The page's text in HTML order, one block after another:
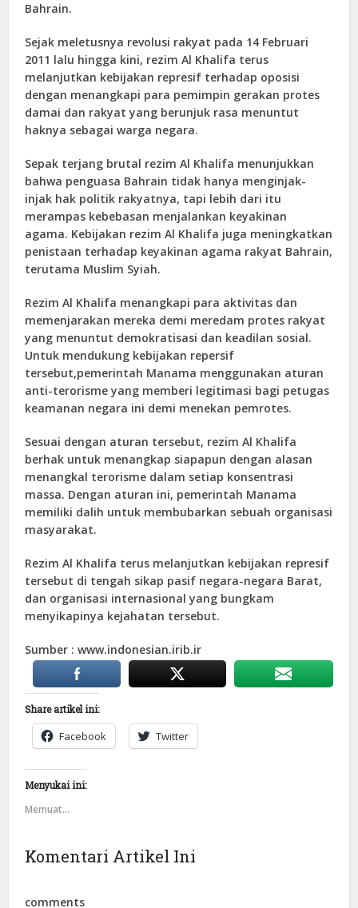
Bahrain.
Sejak meletusnya revolusi rakyat pada 14 Februari
2011 lalu hingga kini, rezim Al Khalifa terus
melanjutkan kebijakan represif terhadap oposisi
dengan menangkapi para pemimpin gerakan protes
damai dan rakyat yang berunjuk rasa menuntut
haknya sebagai warga negara.
Sepak terjang brutal rezim Al Khalifa menunjukkan
bahwa penguasa Bahrain tidak hanya menginjak-
injak hak politik rakyatnya, tapi lebih dari itu
merampas kebebasan menjalankan keyakinan
agama. Kebijakan rezim Al Khalifa juga meningkatkan
penistaan terhadap keyakinan agama rakyat Bahrain,
terutama Muslim Syiah.
Rezim Al Khalifa menangkapi para aktivitas dan
memenjarakan mereka demi meredam protes rakyat
yang menuntut demokratisasi dan keadilan sosial.
Untuk mendukung kebijakan repersif
tersebut,pemerintah Manama menggunakan aturan
anti-terorisme yang memberi legitimasi bagi petugas
keamanan negara ini demi menekan pemrotes.
Sesuai dengan aturan tersebut, rezim Al Khalifa
berhak untuk menangkap siapapun dengan alasan
menangkal terorisme dalam setiap konsentrasi
massa. Dengan aturan ini, pemerintah Manama
memiliki dalih untuk membubarkan sebuah organisasi
masyarakat.
Rezim Al Khalifa terus melanjutkan kebijakan represif
tersebut di tengah sikap pasif negara-negara Barat,
dan organisasi internasional yang bungkam
menyikapinya kejahatan tersebut.
Sumber : www.indonesian.irib.ir
Share artikel ini:
Facebook Twitter
Menyukai ini:
Memuat...
Komentari Artikel Ini
comments